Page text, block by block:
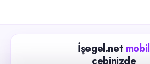
İşegel.net mobil